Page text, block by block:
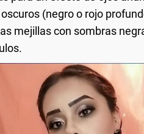
(negro o rojo
mejillas con sombras